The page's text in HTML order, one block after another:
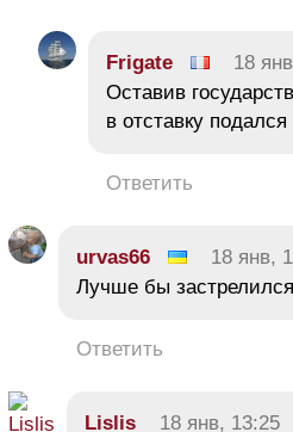
Frigate 18
Оставив
в отставку
Ответить
urvas66 18 янв,
Лучше бы
Ответить
Lislis 18 янв, 13:25